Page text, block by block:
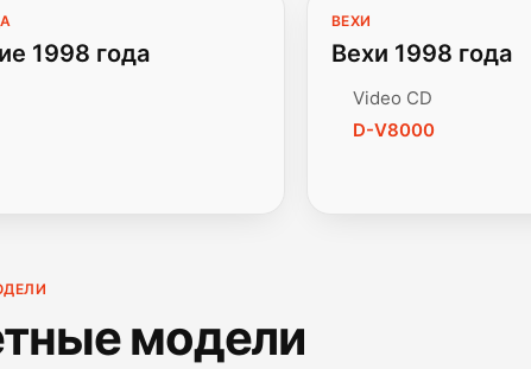
1998 года
ВЕХИ
Вехи 1998 года
Video CD
D-V8000
модели